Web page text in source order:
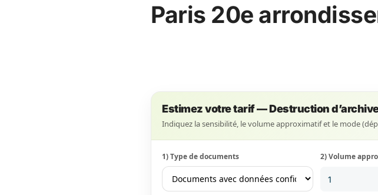
Paris 20e
Estimez votre tarif — Destruction
Indiquez la sensibilité, le volume approximatif et le mode
1) Type de documents 2) Volume